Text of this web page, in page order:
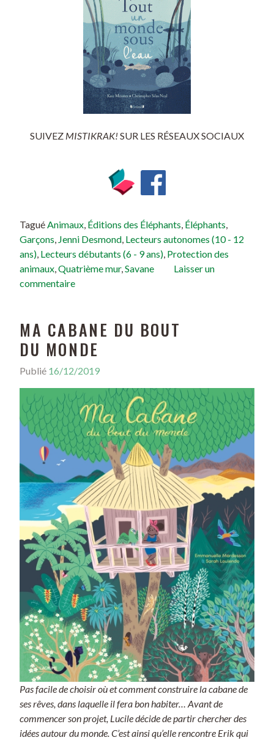
SUIVEZ MISTIKRAK! SUR LES RÉSEAUX SOCIAUX
TaguéAnimaux, Éditions des Éléphants, Éléphants,
Garçons, Jenni Desmond, Lecteurs autonomes (10 - 12
ans), Lecteurs débutants (6 - 9 ans), Protection des
animaux,Quatrième mur,Savane
Laisser un
commentaire
MA CABANE DU BOUT
DU MONDE
Publié 16/12/2019
Pas facile de choisir où et comment construire la cabane de
ses rêves, dans laquelle il fera bon habiter… Avant de
commencer son projet, Lucile décide de partir chercher des
idées autour du monde. C’est ainsi qu’elle rencontre Erik qui